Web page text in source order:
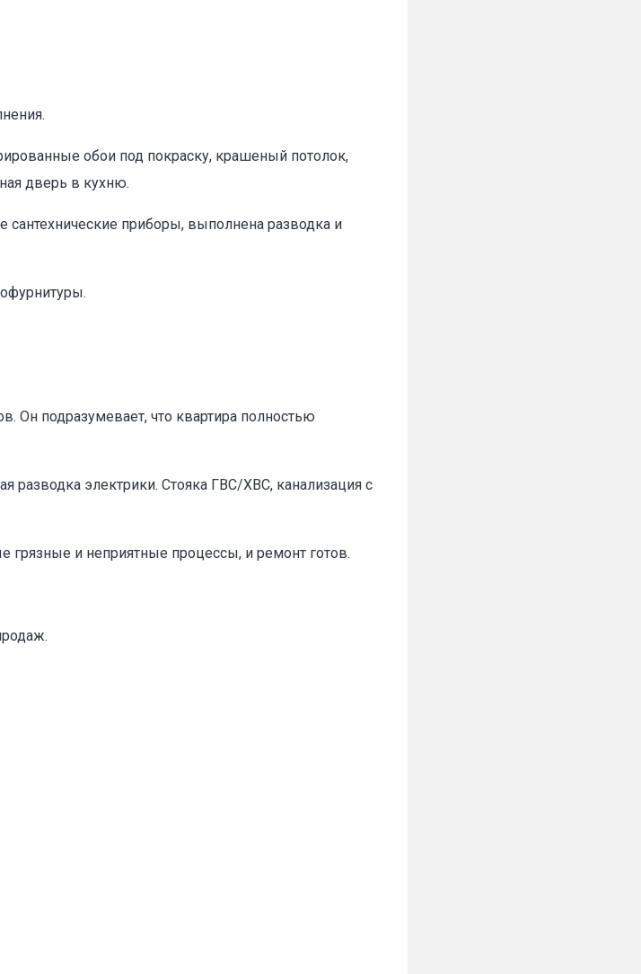
обои под покраску, крашеный потолок,
дверь в кухню.
сантехнические приборы, выполнена разводка и
Он подразумевает, что квартира полностью
электрики. Стояка ГВС/ХВС, канализация с
грязные и неприятные процессы, и ремонт готов.